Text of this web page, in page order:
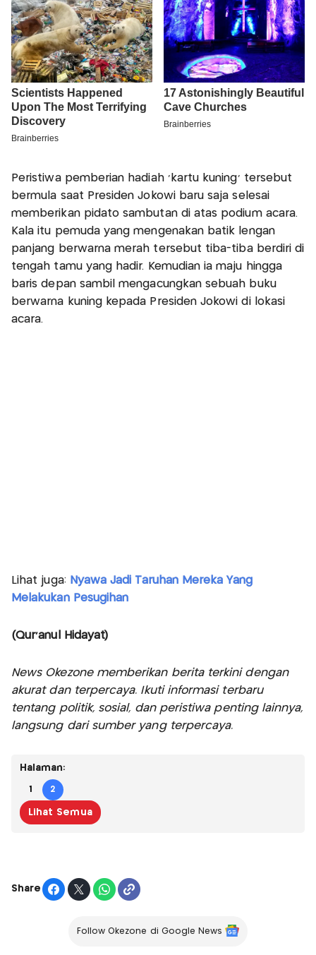
Peristiwa pemberian hadiah 'kartu kuning' tersebut
‎bermula saat Presiden Jokowi baru saja selesai
memberikan pidato sambutan di atas podium acara.
Kala itu pemuda yang mengenakan batik lengan
panjang berwarna merah tersebut tiba-tiba berdiri di
tengah tamu yang hadir. Kemudian ia maju hingga
baris depan sambil mengacungkan sebuah buku
berwarna kuning kepada Presiden Jokowi di lokasi
acara.
Lihat juga: Nyawa Jadi Taruhan Mereka Yang
Melakukan Pesugihan
(Qur'anul Hidayat)
News Okezone memberikan berita terkini dengan
akurat dan terpercaya. Ikuti informasi terbaru
tentang politik, sosial, dan peristiwa penting lainnya,
langsung dari sumber yang terpercaya.
Halaman:
1 2
Lihat Semua
Share
Follow Okezone di Google News